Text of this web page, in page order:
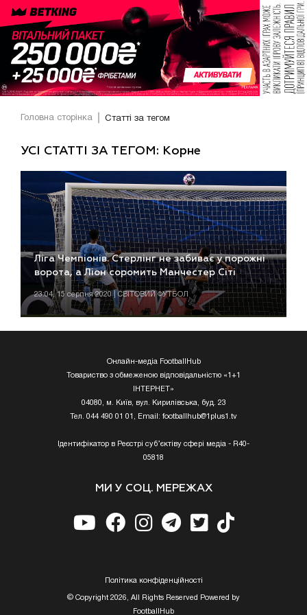
Головна сторінка Статті за тегом
УСІ СТАТТІ ЗА ТЕГОМ: Корне
Ліга Чемпіонів. Стерлінг не забиває у порожні
ворота, а Ліон соромить Манчестер Сіті
23:04, 15 серпня 2020 | СВІТОВИЙ ФУТБОЛ
Онлайн-медіа FootballHub
Товариство з обмеженою відповідальністю «1+1
ІНТЕРНЕТ»
04080, м. Київ, вул. Кирилівська, буд. 23
Тел. 044 490 01 01, Email: footballhub@1plus1.tv
Ідентифікатор в Реєстрі суб’єктіву сфері медіа - R40-
05818
МИ У СОЦ. МЕРЕЖАХ
Полiтика конфiденцiйностi
© Copyright 2026, All Rights Reserved Powered by
FootballHub